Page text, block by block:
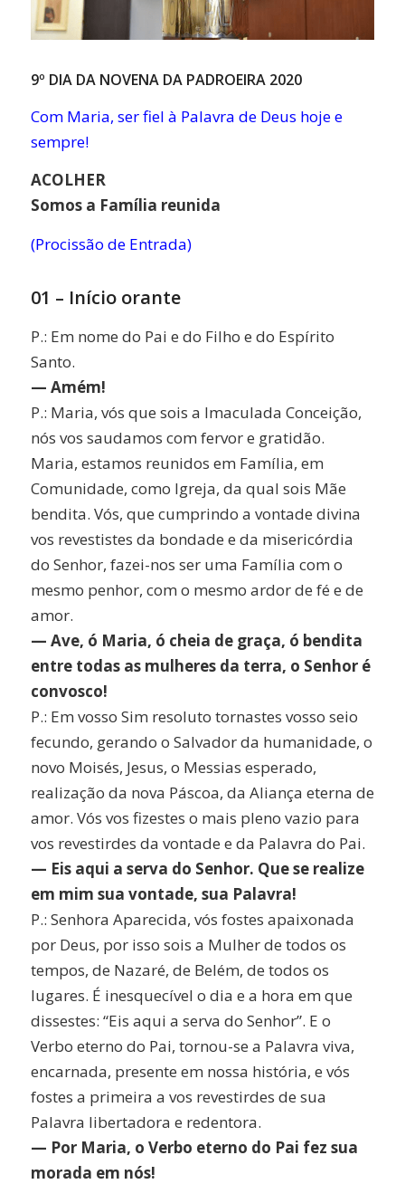
9º DIA DA NOVENA DA PADROEIRA 2020
Com Maria, ser fiel à Palavra de Deus hoje e
sempre!
ACOLHER
Somos a Família reunida
(Procissão de Entrada)
01 – Início orante
P.: Em nome do Pai e do Filho e do Espírito
Santo.
— Amém!
P.: Maria, vós que sois a Imaculada Conceição,
nós vos saudamos com fervor e gratidão.
Maria, estamos reunidos em Família, em
Comunidade, como Igreja, da qual sois Mãe
bendita. Vós, que cumprindo a vontade divina
vos revestistes da bondade e da misericórdia
do Senhor, fazei-nos ser uma Família com o
mesmo penhor, com o mesmo ardor de fé e de
amor.
— Ave, ó Maria, ó cheia de graça, ó bendita
entre todas as mulheres da terra, o Senhor é
convosco!
P.: Em vosso Sim resoluto tornastes vosso seio
fecundo, gerando o Salvador da humanidade, o
novo Moisés, Jesus, o Messias esperado,
realização da nova Páscoa, da Aliança eterna de
amor. Vós vos fizestes o mais pleno vazio para
vos revestirdes da vontade e da Palavra do Pai.
— Eis aqui a serva do Senhor. Que se realize
em mim sua vontade, sua Palavra!
P.: Senhora Aparecida, vós fostes apaixonada
por Deus, por isso sois a Mulher de todos os
tempos, de Nazaré, de Belém, de todos os
lugares. É inesquecível o dia e a hora em que
dissestes: “Eis aqui a serva do Senhor”. E o
Verbo eterno do Pai, tornou-se a Palavra viva,
encarnada, presente em nossa história, e vós
fostes a primeira a vos revestirdes de sua
Palavra libertadora e redentora.
— Por Maria, o Verbo eterno do Pai fez sua
morada em nós!